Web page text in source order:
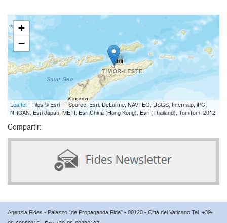
+
−
Leaflet | Tiles © Esri — Source: Esri, DeLorme, NAVTEQ, USGS, Intermap, iPC,
NRCAN, Esri Japan, METI, Esri China (Hong Kong), Esri (Thailand), TomTom, 2012
Compartir:
Agenzia Fides - Palazzo “de Propaganda Fide” - 00120 - Città del Vaticano Tel. +39-